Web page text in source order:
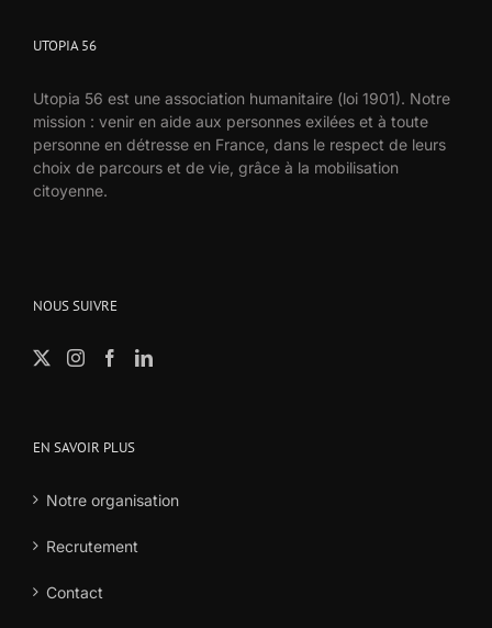
UTOPIA 56
Utopia 56 est une association humanitaire (loi 1901). Notre
mission : venir en aide aux personnes exilées et à toute
personne en détresse en France, dans le respect de leurs
choix de parcours et de vie, grâce à la mobilisation
citoyenne.
NOUS SUIVRE
EN SAVOIR PLUS
Notre organisation
Recrutement
Contact